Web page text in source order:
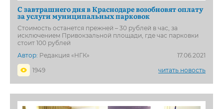
С завтрашнего дня в Краснодаре возобновят оплату
за услуги муниципальных парковок
Стоимость останется прежней – 30 рублей в час, за
исключением Привокзальной площади, где час парковки
стоит 100 рублей
Автор: Редакция «НГК»
17.06.2021
1949
читать новость